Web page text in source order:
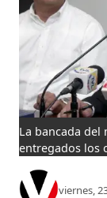
La bancada del
entregados los
viernes,